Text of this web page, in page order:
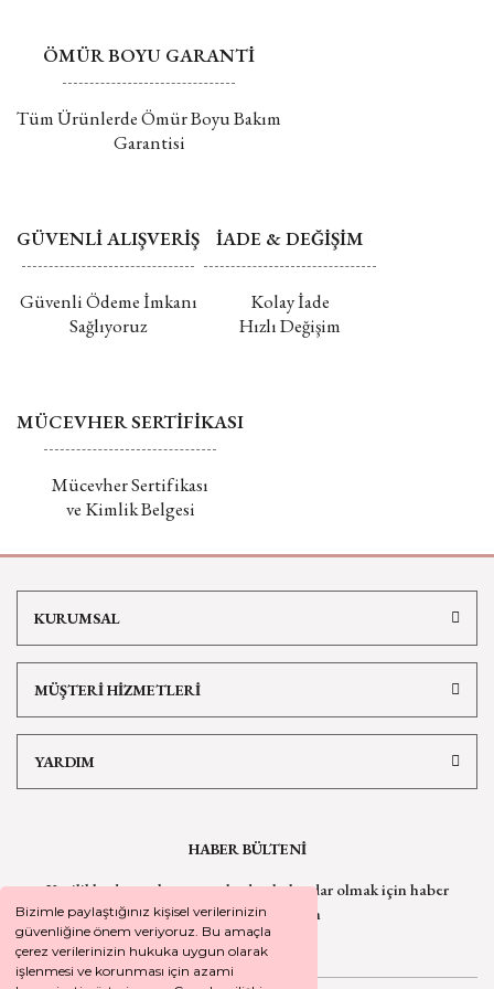
Bizimle paylaştığınız kişisel verilerinizin
güvenliğine önem veriyoruz. Bu amaçla
çerez verilerinizin hukuka uygun olarak
işlenmesi ve korunması için azami
ÖMÜR BOYU GARANTİ
Tüm Ürünlerde Ömür Boyu Bakım
Garantisi
GÜVENLİ ALIŞVERİŞ
Güvenli Ödeme İmkanı
Sağlıyoruz
İADE & DEĞİŞİM
Kolay İade
Hızlı Değişim
MÜCEVHER SERTİFİKASI
Mücevher Sertifikası
ve Kimlik Belgesi
KURUMSAL
MÜŞTERİ HİZMETLERİ
YARDIM
HABER BÜLTENİ
Yeniliklerden ve kampanyalardan haberdar olmak için haber
bültenimize kaydolun